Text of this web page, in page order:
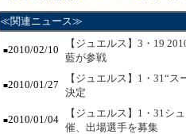
≪関連ニュース≫
■2010/02/10
【ジュエルス】3・19
藍が参戦
■2010/01/27
【ジュエルス】1・31“
決定
■2010/01/04
【ジュエルス】1・31シ
催、出場選手を募集